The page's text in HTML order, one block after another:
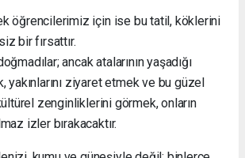
öğrencilerimiz için ise bu tatil, köklerini
bir fırsattır.
ancak atalarının yaşadığı
yakınlarını ziyaret etmek ve bu güzel
zenginliklerini görmek, onların
izler bırakacaktır.